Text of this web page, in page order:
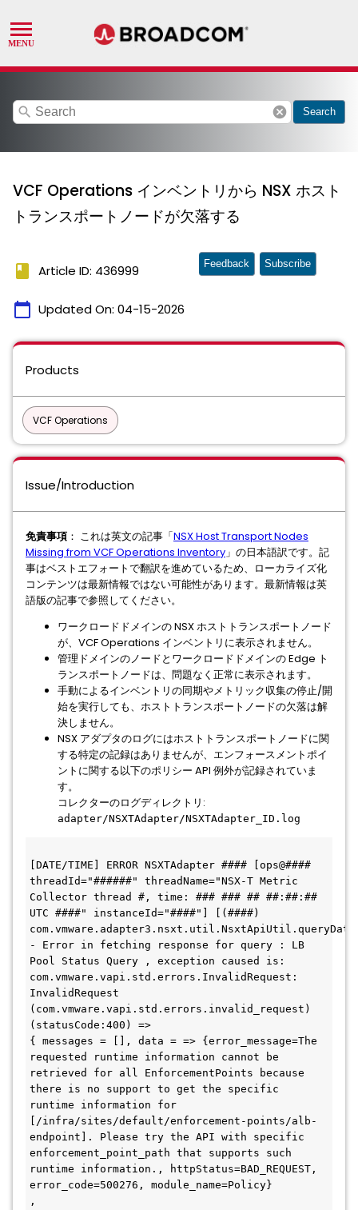
search cancel Search
VCF Operations インベントリから NSX ホスト
トランスポートノードが欠落する
book Article ID: 436999
calendar_today Updated On: 04-15-2026
Feedback Subscribe
Products
VCF Operations
Issue/Introduction
免責事項 ： これは英文の記事「NSX Host Transport Nodes
Missing from VCF Operations Inventory」の日本語訳です。記
事はベストエフォートで翻訳を進めているため、ローカライズ化
コンテンツは最新情報ではない可能性があります。最新情報は英
語版の記事で参照してください。
ワークロードドメインの NSX ホストトランスポートノード
が、VCF Operations インベントリに表示されません。
管理ドメインのノードとワークロードドメインの Edge ト
ランスポートノードは、問題なく正常に表示されます。
手動によるインベントリの同期やメトリック収集の停止/開
始を実行しても、ホストトランスポートノードの欠落は解
決しません。
NSX アダプタのログにはホストトランスポートノードに関
する特定の記録はありませんが、エンフォースメントポイ
ントに関する以下のポリシー API 例外が記録されていま
す。
コレクターのログディレクトリ:
adapter/NSXTAdapter/NSXTAdapter_ID.log
[DATE/TIME] ERROR NSXTAdapter #### [ops@####
threadId="######" threadName="NSX-T Metric
Collector thread #, time: ### ### ## ##:##:##
UTC ####" instanceId="####"] [(####)
- Error in fetching response for query : LB
Pool Status Query , exception caused is:
com.vmware.vapi.std.errors.InvalidRequest:
InvalidRequest
(com.vmware.vapi.std.errors.invalid_request)
(statusCode:400) =>
{ messages = [], data = => {error_message=The
requested runtime information cannot be
retrieved for all EnforcementPoints because
there is no support to get the specific
runtime information for
[/infra/sites/default/enforcement-points/alb-
endpoint]. Please try the API with specific
enforcement_point_path that supports such
runtime information., httpStatus=BAD_REQUEST,
error_code=500276, module_name=Policy}
,